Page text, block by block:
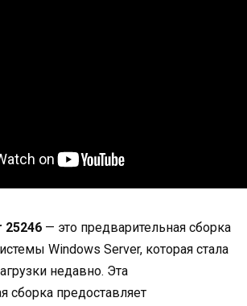
25246 — это предварительная сборка
Windows Server, которая стала
недавно. Эта
сборка предоставляет